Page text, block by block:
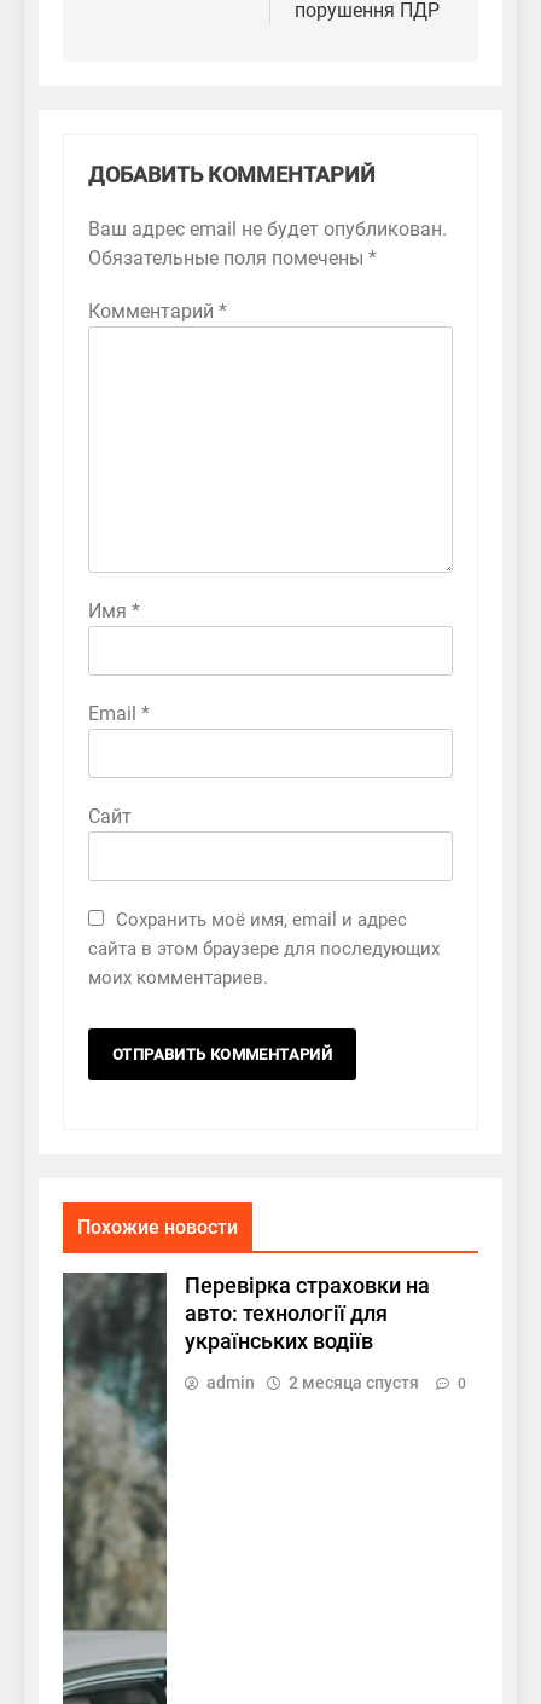
порушення ПДР
ДОБАВИТЬ КОММЕНТАРИЙ
Ваш адрес email не будет опубликован.
Обязательные поля помечены *
Комментарий *
Имя *
Email *
Сайт
Сохранить моё имя, email и адрес
сайта в этом браузере для последующих
моих комментариев.
Похожие новости
Перевірка страховки на
авто: технології для
українських водіїв
admin 2 месяца спустя 0